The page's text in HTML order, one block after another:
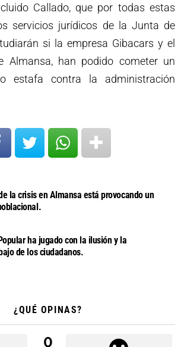
Callado, que por todas estas
servicios jurídicos de la Junta de
si la empresa Gibacars y el
Almansa, han podido cometer un
estafa contra la administración
la crisis en Almansa está provocando un
ha jugado con la ilusión y la
de los ciudadanos.
¿QUÉ OPINAS?
0